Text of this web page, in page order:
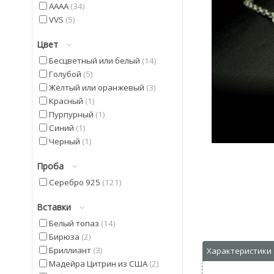
AAAA 34
VVS 5
Цвет
Бесцветный или белый 14
Голубой 5
Жёлтый или оранжевый 3
Красный 1
Пурпурный 1
Синий 1
Черный 1
Проба
Серебро 925 121
Вставки
Белый топаз 14
Бирюза 2
Бриллиант 3
Мадейра Цитрин из США 2